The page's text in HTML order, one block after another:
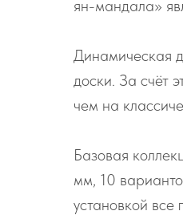
ян-мандала»
Динамическая
доски. За счёт
чем на
Базовая
мм, 10
установкой все